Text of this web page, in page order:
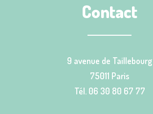
Contact
9 avenue de Taillebourg
75011 Paris
Tél. 06 30 80 67 77